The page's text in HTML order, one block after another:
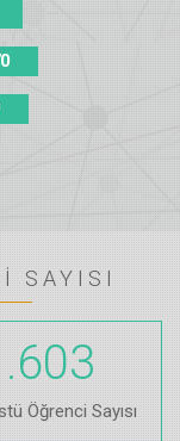
SAYISI
Öğrenci Sayısı